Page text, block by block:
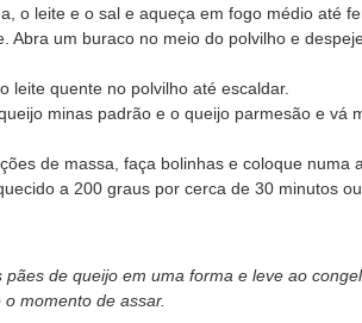
o leite e o sal e aqueça em fogo médio até
Abra um buraco no meio do polvilho e
leite quente no polvilho até escaldar.
minas padrão e o queijo parmesão e vá
de massa, faça bolinhas e coloque numa
a 200 graus por cerca de 30 minutos
de queijo em uma forma e leve ao
momento de assar.